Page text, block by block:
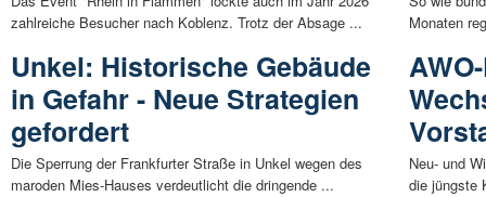
zahlreiche Besucher nach Koblenz. Trotz der Absage ...
Unkel: Historische Gebäude
in Gefahr - Neue Strategien
gefordert
Die Sperrung der Frankfurter Straße in Unkel wegen des
maroden Mies-Hauses verdeutlicht die dringende ...
Monaten
Neu- und
die jüngste